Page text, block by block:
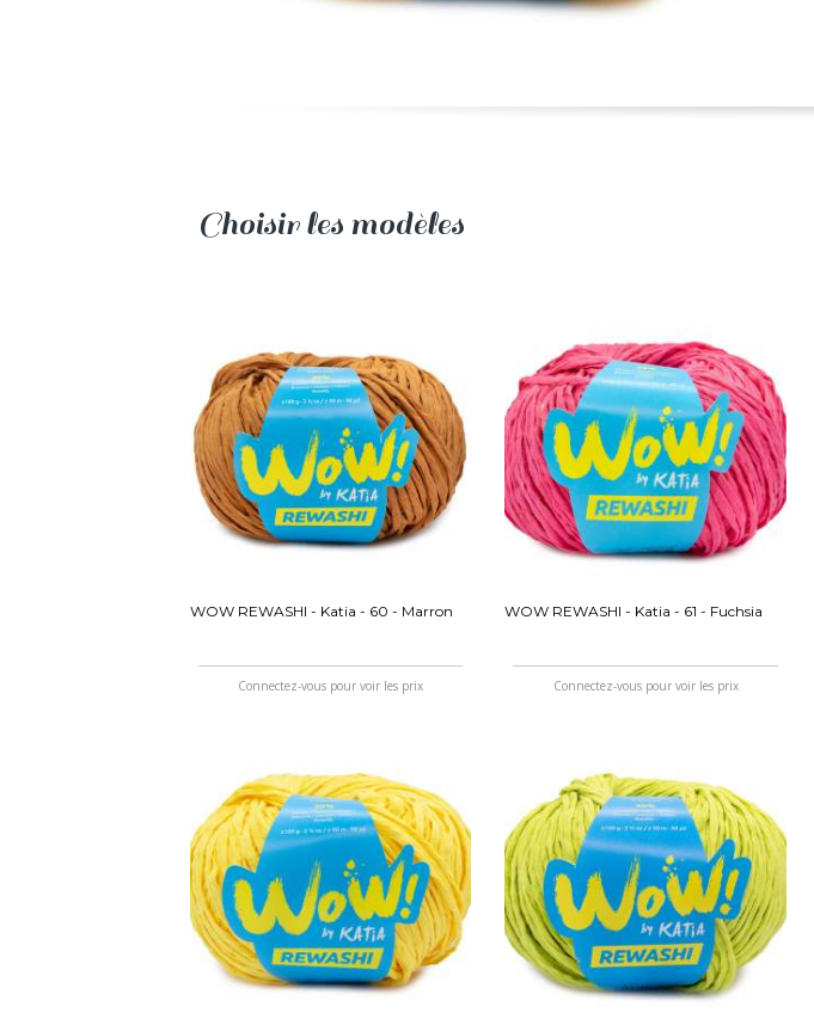
Choisir les modèles
WOW REWASHI - Katia - 60 - Marron
Connectez-vous pour voir les prix
WOW REWASHI - Katia - 61 - Fuchsia
Connectez-vous pour voir les prix